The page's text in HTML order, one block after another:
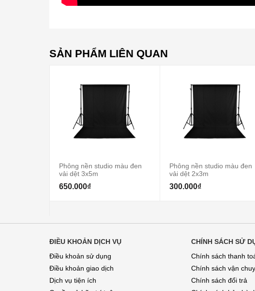
SẢN PHẨM LIÊN QUAN
Phông nền studio màu đen
vải dệt 3x5m
650.000₫
Phông nền studio màu đen
vải dệt 2x3m
300.000₫
ĐIỀU KHOẢN DỊCH VỤ
Điều khoản sử dụng
Điều khoản giao dịch
Dịch vụ tiện ích
CHÍNH SÁCH SỬ
Chính sách thanh
Chính sách vận
Chính sách đổi trả